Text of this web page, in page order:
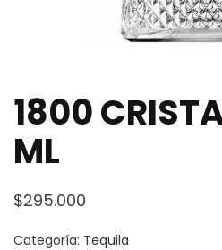
1800
ML
$295.000
Categoría: Tequila